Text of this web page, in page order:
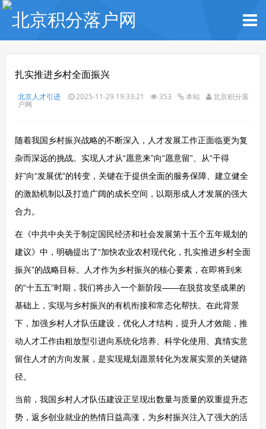
扎实推进乡村全面振兴
北京人才引进 2025-11-29 19:33:21 353 本站 北京积分落
户网
随着我国乡村振兴战略的不断深入，人才发展工作正面临更为复
杂而深远的挑战。实现人才从“愿意来”向“愿意留”、从“干得
好”向“发展优”的转变，关键在于提供全面的服务保障、建立健全
的激励机制以及打造广阔的成长空间，以期形成人才发展的强大
合力。
在《中共中央关于制定国民经济和社会发展第十五个五年规划的
建议》中，明确提出了“加快农业农村现代化，扎实推进乡村全面
振兴”的战略目标。人才作为乡村振兴的核心要素，在即将到来
的“十五五”时期，我们将步入一个新阶段——在脱贫攻坚成果的
基础上，实现与乡村振兴的有机衔接和常态化帮扶。在此背景
下，加强乡村人才队伍建设，优化人才结构，提升人才效能，推
动人才工作由粗放型引进向系统化培养、科学化使用、真情实意
留住人才的方向发展，是实现规划愿景转化为发展实景的关键路
径。
当前，我国乡村人才队伍建设正呈现出数量与质量的双重提升态
势，返乡创业就业的热情日益高涨，为乡村振兴注入了强大的活